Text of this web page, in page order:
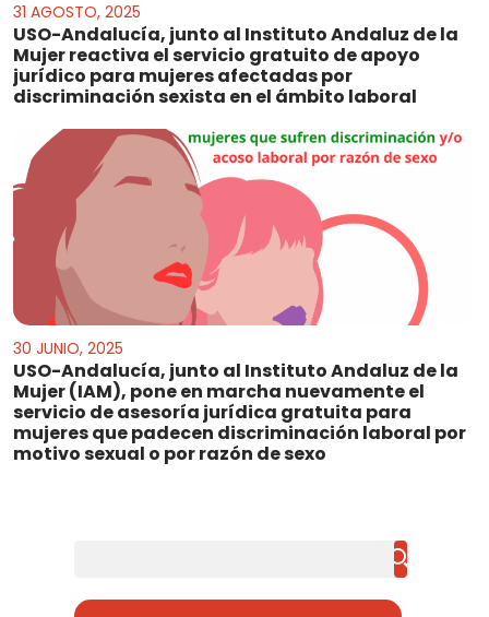
31 AGOSTO, 2025
USO-Andalucía, junto al Instituto Andaluz de la
Mujer reactiva el servicio gratuito de apoyo
jurídico para mujeres afectadas por
discriminación sexista en el ámbito laboral
30 JUNIO, 2025
USO-Andalucía, junto al Instituto Andaluz de la
Mujer (IAM), pone en marcha nuevamente el
servicio de asesoría jurídica gratuita para
mujeres que padecen discriminación laboral por
motivo sexual o por razón de sexo